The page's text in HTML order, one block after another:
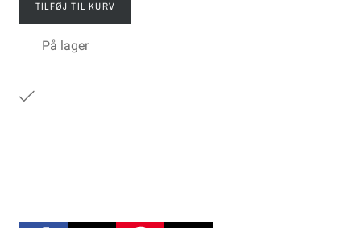
TILFØJ TIL KURV
På lager